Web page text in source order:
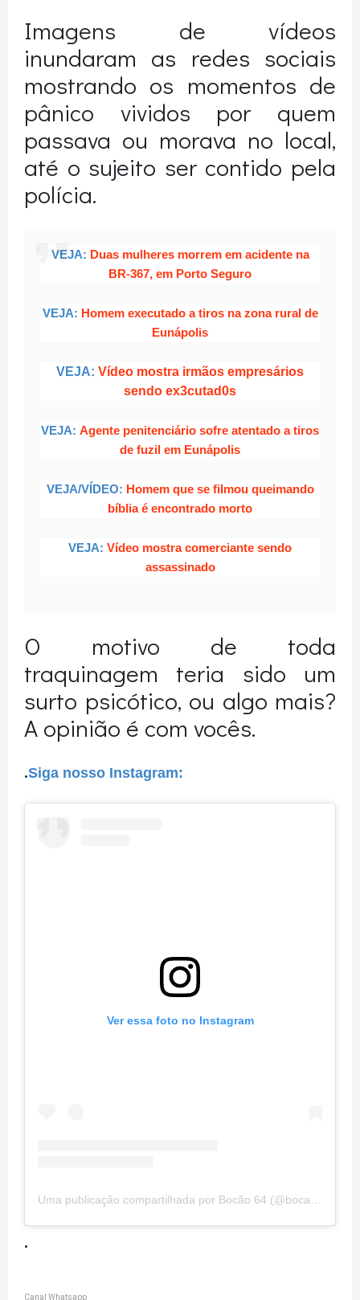
Imagens de vídeos
inundaram as redes sociais
mostrando os momentos de
pânico vividos por quem
passava ou morava no local,
até o sujeito ser contido pela
polícia.
VEJA: Duas mulheres morrem em acidente na
BR-367, em Porto Seguro
VEJA: Homem executado a tiros na zona rural de
Eunápolis
VEJA: Vídeo mostra irmãos empresários
sendo ex3cutad0s
VEJA: Agente penitenciário sofre atentado a tiros
de fuzil em Eunápolis
VEJA/VÍDEO: Homem que se filmou queimando
bíblia é encontrado morto
VEJA: Vídeo mostra comerciante sendo
assassinado
O motivo de toda
traquinagem teria sido um
surto psicótico, ou algo mais?
A opinião é com vocês.
.Siga nosso Instagram:
Ver essa foto no Instagram
.
Canal Whatsapp